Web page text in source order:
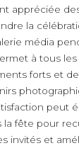
appréciée
la
média
à tous
forts et
peut
la fête pour
invités et